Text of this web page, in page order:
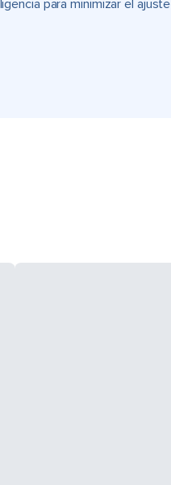
para minimizar el ajuste